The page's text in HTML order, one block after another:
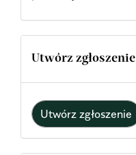
Utwórz zgłoszenie
Utwórz zgłoszenie